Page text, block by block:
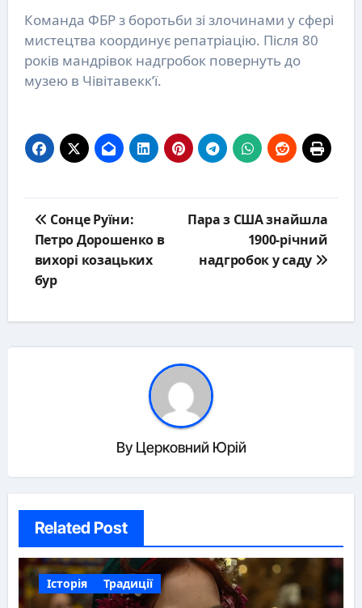
Команда ФБР з боротьби зі злочинами у сфері
мистецтва координує репатріацію. Після 80
років мандрівок надгробок повернуть до
музею в Чівітавекк’ї.
navigation
Сонце Руїни:
Петро Дорошенко в
вихорі козацьких
бур
Пара з США знайшла
1900-річний
надгробок у саду
By Церковний Юрій
Related Post
Історія Традиції